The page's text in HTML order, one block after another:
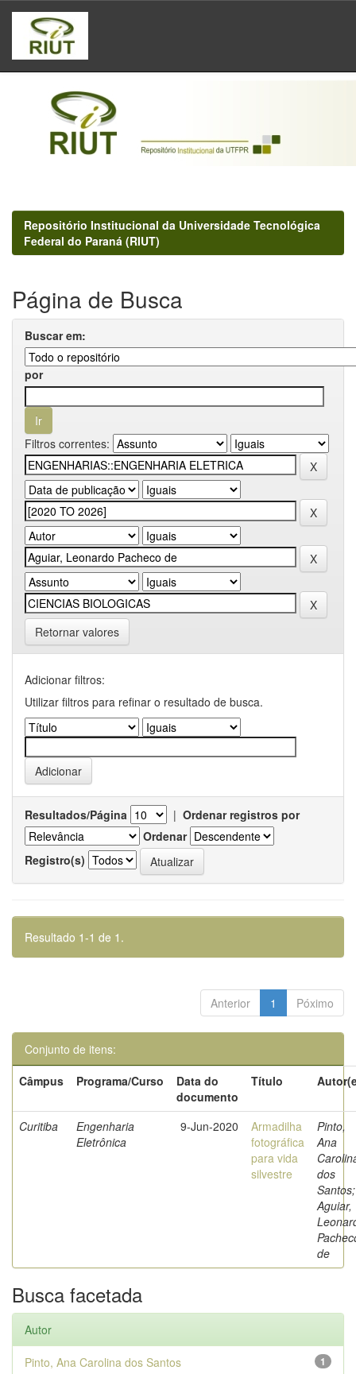
Skip
navigation
Repositório Institucional da Universidade Tecnológica
Federal do Paraná (RIUT)
Página de Busca
Buscar em:
por
Filtros correntes:
Retornar valores
Adicionar filtros:
Utilizar filtros para refinar o resultado de busca.
Resultados/Página | Ordenar registros por
Ordenar
Registro(s)
Resultado 1-1 de 1.
Anterior 1 Póximo
Conjunto de itens:
Câmpus
Programa/Curso
Data do
documento
Título
Curitiba
Engenharia
Eletrônica
9-Jun-2020
Armadilha
fotográfica
para vida
silvestre
Pinto,
Ana
dos
Santos;
Aguiar,
de
Busca facetada
Autor
1
Pinto, Ana Carolina dos Santos